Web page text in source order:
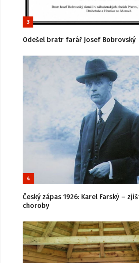
3
Odešel bratr farář Josef Bobrovský
4
Český zápas 1926: Karel Farský –
choroby